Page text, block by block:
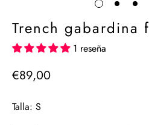
Trench gabardina
1 reseña
Precio
€89,00
Talla: S